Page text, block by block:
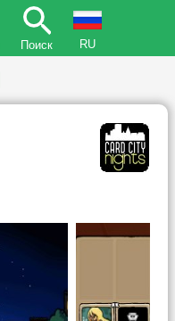
Поиск RU